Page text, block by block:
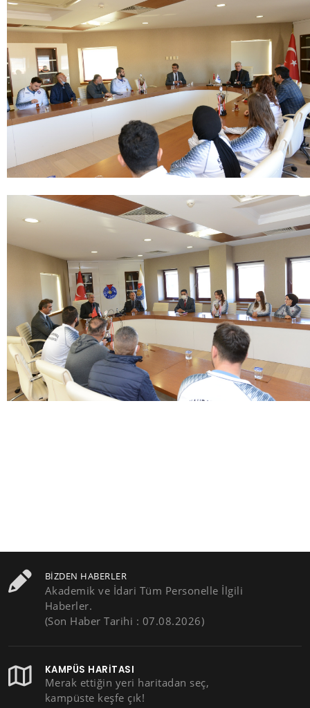
BIZDEN HABERLER
Akademik ve İdari Tüm Personelle İlgili
Haberler.
(Son Haber Tarihi : 07.08.2026)
KAMPÜS HARITASI
Merak ettiğin yeri haritadan seç,
kampüste keşfe çık!